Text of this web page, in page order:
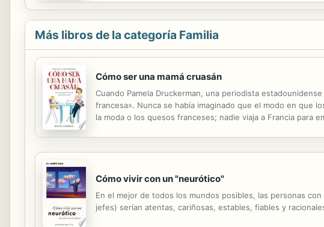
Más libros de la categoría Familia
Cómo ser una mamá cruasán
Cuando Pamela Druckerman, una periodista
francesa». Nunca se había imaginado que el modo en que
la moda o los quesos franceses; nadie viaja a Francia para
Cómo vivir con un "neurótico"
En el mejor de todos los mundos posibles, las personas
jefes) serían atentas, cariñosas, estables, fiables y